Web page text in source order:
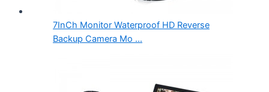
7InCh Monitor Waterproof HD Reverse
Backup Camera Mo ...